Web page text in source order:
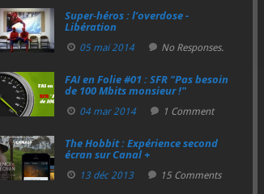
Super‑héros : l’overdose -
Libération
05 mai 2014 No Responses.
FAI en Folie #01 : SFR "Pas besoin
de 100 Mbits monsieur !"
04 mar 2014 1 Comment
The Hobbit : Expérience second
écran sur Canal +
13 déc 2013 15 Comments